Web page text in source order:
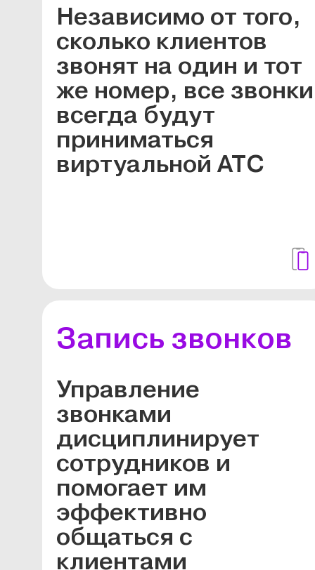
Независимо от того,
сколько клиентов
звонят на один и тот
же номер, все звонки
всегда будут
приниматься
виртуальной АТС
Запись звонков
Управление
звонками
дисциплинирует
сотрудников и
помогает им
эффективно
общаться с
клиентами